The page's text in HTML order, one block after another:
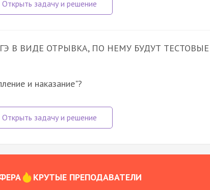
В ВИДЕ ОТРЫВКА, ПО НЕМУ БУДУТ ТЕСТОВЫЕ
и наказание"?
КРУТЫЕ ПРЕПОДАВАТЕЛИ